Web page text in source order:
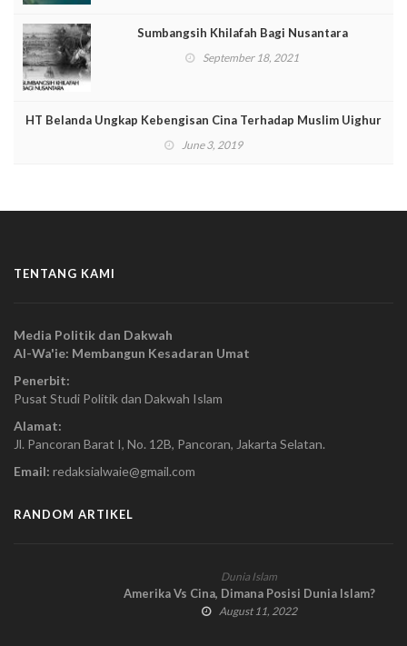
Sumbangsih Khilafah Bagi Nusantara
September 18, 2021
HT Belanda Ungkap Kebengisan Cina Terhadap Muslim Uighur
June 3, 2019
TENTANG KAMI
Media Politik dan Dakwah
Al-Wa'ie: Membangun Kesadaran Umat
Penerbit:
Pusat Studi Politik dan Dakwah Islam
Alamat:
Jl. Pancoran Barat I, No. 12B, Pancoran, Jakarta Selatan.
Email: redaksialwaie@gmail.com
RANDOM ARTIKEL
Dunia Islam
Amerika Vs Cina, Dimana Posisi Dunia Islam?
August 11, 2022